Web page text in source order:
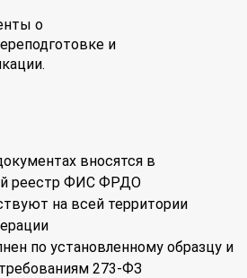
о
и
вносятся в
реестр ФИС ФРДО
на всей территории
по установленному образцу и
273-ФЗ